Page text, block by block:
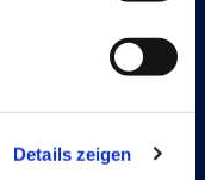
Details zeigen